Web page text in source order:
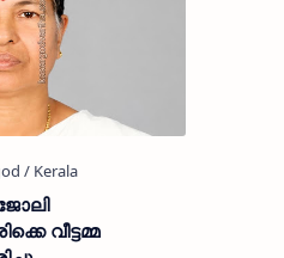
വീട്ടമ്മ